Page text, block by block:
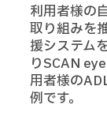
利用者様の
取り組みを
援システム
りSCAN
用者様の
例です。